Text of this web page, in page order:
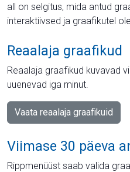
all on selgitus, mida antud
interaktiivsed ja graafikutel
Reaalaja graafikud
Reaalaja graafikud kuvavad
uuenevad iga minut.
Vaata reaalaja graafikuid
Viimase 30 päeva
Rippmenüüst saab valida